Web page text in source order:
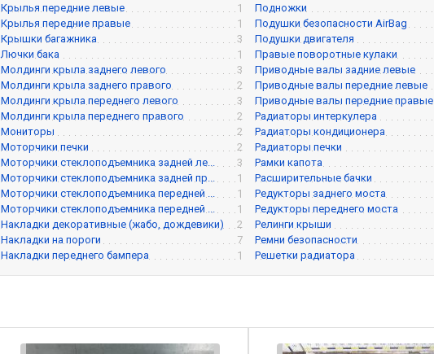
Крылья передние левые
1
Крылья передние правые
1
Крышки багажника
3
Лючки бака
1
Молдинги крыла заднего левого
3
Молдинги крыла заднего правого
2
Молдинги крыла переднего левого
3
Молдинги крыла переднего правого
2
Мониторы
2
Моторчики печки
2
Моторчики стеклоподъемника задней ле...
3
Моторчики стеклоподъемника задней пр...
1
Моторчики стеклоподъемника передней ...
1
Моторчики стеклоподъемника передней ...
1
Накладки декоративные (жабо, дождевики)
2
Накладки на пороги
7
Накладки переднего бампера
1
Подножки
Подушки безопасности AirBag
Подушки двигателя
Правые поворотные кулаки
Приводные валы задние левые
Приводные валы передние левые
Приводные валы передние правые
Радиаторы интеркулера
Радиаторы кондиционера
Радиаторы печки
Рамки капота
Расширительные бачки
Редукторы заднего моста
Редукторы переднего моста
Релинги крыши
Ремни безопасности
Решетки радиатора